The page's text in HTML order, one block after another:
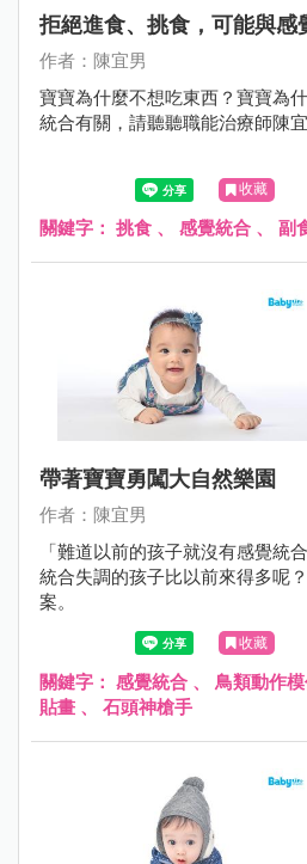
拒絕進食、挑食，可能與感
作者：陳宜男
寶寶為什麼不想吃東西？寶寶為
統合有關，請聽聽職能治療師陳宜
收藏
關鍵字： 挑食 、 感覺統合 、 副
帶著寶寶勇闖大自然樂園
作者：陳宜男
「難道以前的孩子就沒有感覺統
統合失調的孩子比以前來得多呢
案。
收藏
關鍵字： 感覺統合 、 鳥類動作
貼畫 、 石頭神槍手